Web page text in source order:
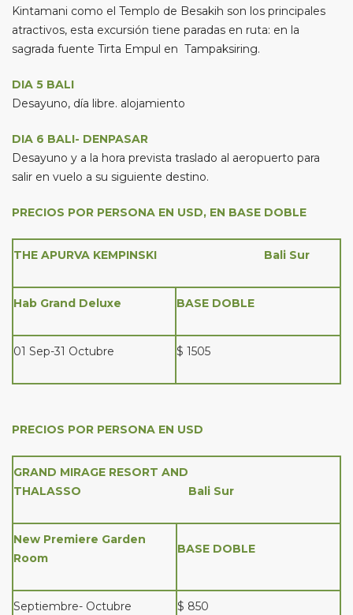
Kintamani como el Templo de Besakih son los principales
atractivos, esta excursión tiene paradas en ruta: en la
sagrada fuente Tirta Empul en Tampaksiring.
DIA 5 BALI
Desayuno, día libre. alojamiento
DIA 6 BALI- DENPASAR
Desayuno y a la hora prevista traslado al aeropuerto para
salir en vuelo a su siguiente destino.
PRECIOS POR PERSONA EN USD, EN BASE DOBLE
THE APURVA KEMPINSKI Bali Sur
Hab Grand Deluxe BASE DOBLE
01 Sep-31 Octubre $ 1505
PRECIOS POR PERSONA EN USD
GRAND MIRAGE RESORT AND
THALASSO Bali Sur
New Premiere Garden
Room
BASE DOBLE
Septiembre- Octubre $ 850